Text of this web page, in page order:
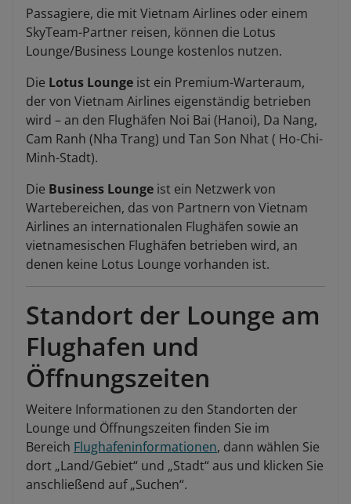
Passagiere, die mit Vietnam Airlines oder einem
SkyTeam-Partner reisen, können die Lotus
Lounge/Business Lounge kostenlos nutzen.
Die Lotus Lounge ist ein Premium-Warteraum,
der von Vietnam Airlines eigenständig betrieben
wird – an den Flughäfen Noi Bai (Hanoi), Da Nang,
Cam Ranh (Nha Trang) und Tan Son Nhat ( Ho-Chi-
Minh-Stadt).
Die Business Lounge ist ein Netzwerk von
Wartebereichen, das von Partnern von Vietnam
Airlines an internationalen Flughäfen sowie an
vietnamesischen Flughäfen betrieben wird, an
denen keine Lotus Lounge vorhanden ist.
Standort der Lounge am
Flughafen und
Öffnungszeiten
Weitere Informationen zu den Standorten der
Lounge und Öffnungszeiten finden Sie im
Bereich Flughafeninformationen, dann wählen Sie
dort „Land/Gebiet“ und „Stadt“ aus und klicken Sie
anschließend auf „Suchen“.